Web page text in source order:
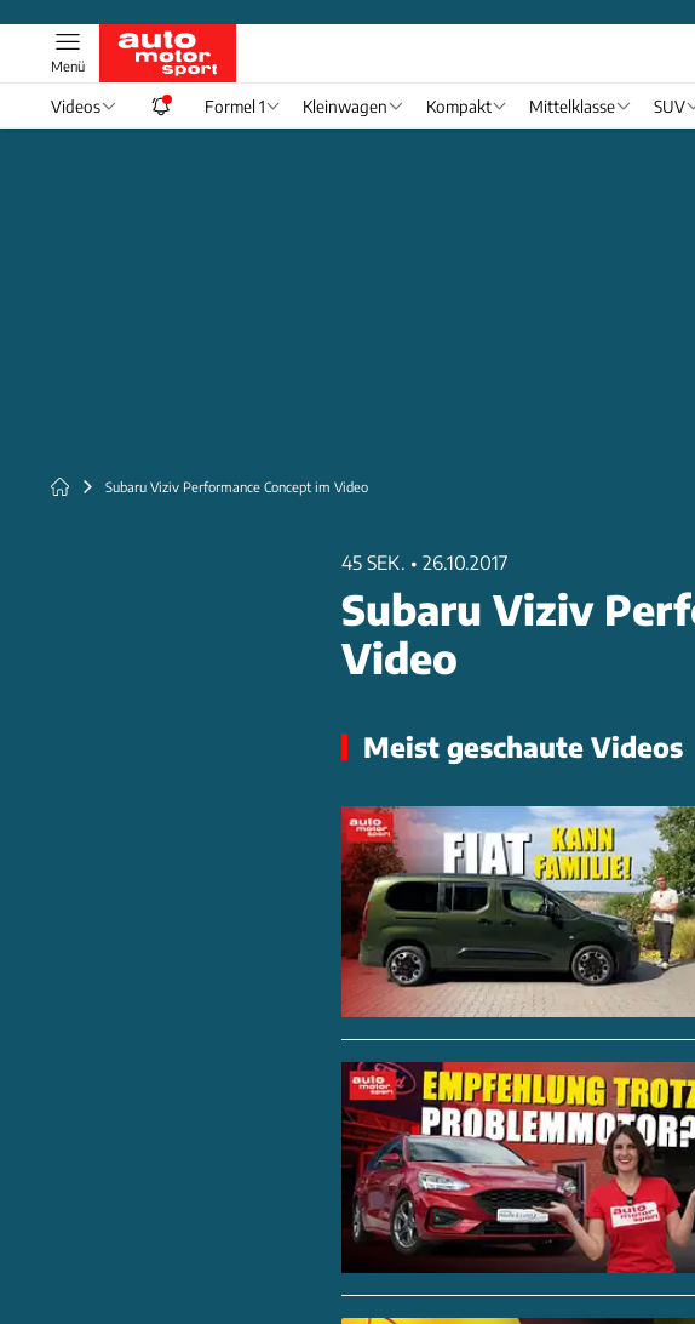
Menü
Videos Formel 1 Kleinwagen Kompakt Mittelklasse SUV
Subaru Viziv Performance Concept im Video
45 SEK. • 26.10.2017
Subaru Viziv
Video
Meist geschaute Videos